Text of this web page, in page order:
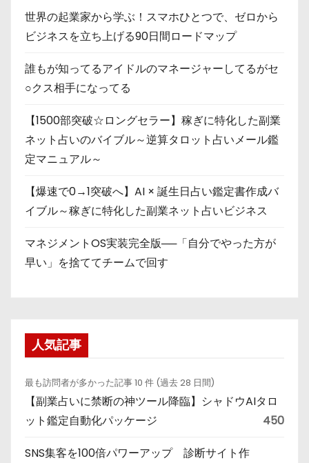
世界の起業家から学ぶ！スマホひとつで、ゼロから
ビジネスを立ち上げる90日間ロードマップ
誰もが知ってるアイドルのマネージャーしてるがセ
○クス相手になってる
【1500部突破☆ロングセラー】稼ぎに特化した副業
ネット占いのバイブル～逆算タロット占いメール鑑
定マニュアル～
【爆速で0→1突破へ】AI × 誕生日占い鑑定書作成バ
イブル～稼ぎに特化した副業ネット占いビジネス
マネジメントOS実装完全版──「自分でやった方が
早い」を捨ててチームで回す
人気記事
最も訪問者が多かった記事 10 件 (過去 28 日間)
【副業占いに禁断の神ツール降臨】シャドウAIタロ
ット鑑定自動化パッケージ
450
SNS集客を100倍パワーアップ 診断サイト作